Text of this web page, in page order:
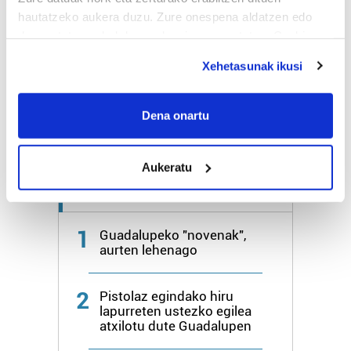
hautatzeko aukera duzu. Zure onespena aldatzen edo
If you allow, we would also like to:
Collect information about your geographical
meters
Identify your device by actively scanning it for
specific characteristics (fingerprinting)
Find out more about how your personal data is processed
and set your preferences in the
details section
teknologia erabiliz, cookieak adibidez, iragarki eta eduki
pertsonalizatuak eskaintzeko, iragarkiak eta edukia
Xehetasunak ikusi
Dena onartu
Aukeratu
Bihar 28º 18º
Azken 7 egunetako irakurrienak
1
Guadalupeko "novenak",
aurten lehenago
2
Pistolaz egindako hiru
lapurreten ustezko egilea
atxilotu dute Guadalupen